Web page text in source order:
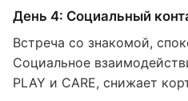
День 4: Социальный
Встреча со знакомой,
Социальное
PLAY и CARE, снижает